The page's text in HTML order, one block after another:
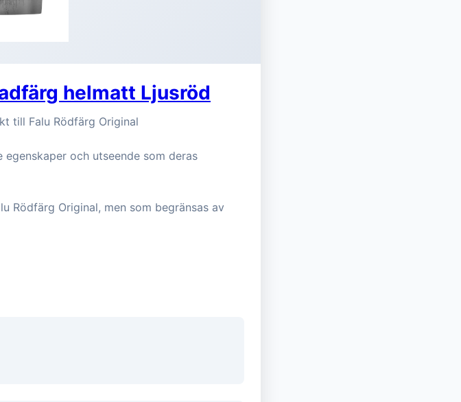
helmatt Ljusröd
till Falu Rödfärg Original
och utseende som deras
Rödfärg Original, men som begränsas av